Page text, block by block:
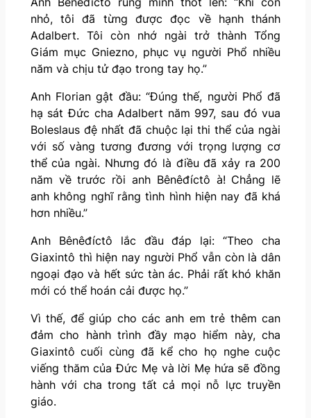
nhỏ, tôi đã từng được đọc về hạnh thánh
Adalbert. Tôi còn nhớ ngài trở thành Tổng
Giám mục Gniezno, phục vụ người Phổ nhiều
năm và chịu tử đạo trong tay họ.”
Anh Florian gật đầu: “Đúng thế, người Phổ đã
hạ sát Đức cha Adalbert năm 997, sau đó vua
Boleslaus đệ nhất đã chuộc lại thi thể của ngài
với số vàng tương đương với trọng lượng cơ
thể của ngài. Nhưng đó là điều đã xảy ra 200
năm về trước rồi anh Bênêđíctô à! Chẳng lẽ
anh không nghĩ rằng tình hình hiện nay đã khá
hơn nhiều.”
Anh Bênêđíctô lắc đầu đáp lại: “Theo cha
Giaxintô thì hiện nay người Phổ vẫn còn là dân
ngoại đạo và hết sức tàn ác. Phải rất khó khăn
mới có thể hoán cải được họ.”
Vì thế, để giúp cho các anh em trẻ thêm can
đảm cho hành trình đầy mạo hiểm này, cha
Giaxintô cuối cùng đã kể cho họ nghe cuộc
viếng thăm của Đức Mẹ và lời Mẹ hứa sẽ đồng
hành với cha trong tất cả mọi nỗ lực truyền
giáo.